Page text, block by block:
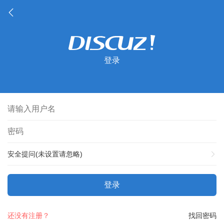
登录
安全提问(未设置请忽略)
登录
找回密码
还没有注册？